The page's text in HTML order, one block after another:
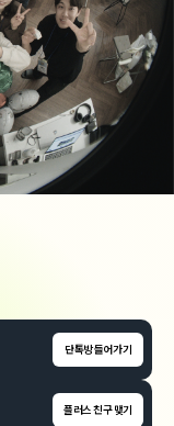
단톡방 들어가기
플러스 친구 맺기